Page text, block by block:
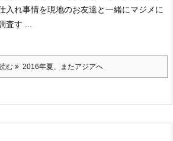
入れ事情を現地のお友達と一緒にマジメに
査す ...
む 2016年夏、またアジアへ